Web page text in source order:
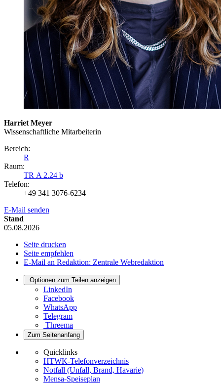
Harriet Meyer
Wissenschaftliche Mitarbeiterin
Bereich:
R
Raum:
TR A 2.24 b
Telefon:
+49 341 3076-6234
E-Mail senden
Stand
05.08.2026
Seite drucken
Seite empfehlen
E-Mail an Redaktion: Zentrale Webredaktion
Optionen zum Teilen anzeigen
LinkedIn
Facebook
WhatsApp
Telegram
Threema
Zum Seitenanfang
Quicklinks
HTWK-Telefonverzeichnis
Notfall (Unfall, Brand, Havarie)
Mensa-Speiseplan